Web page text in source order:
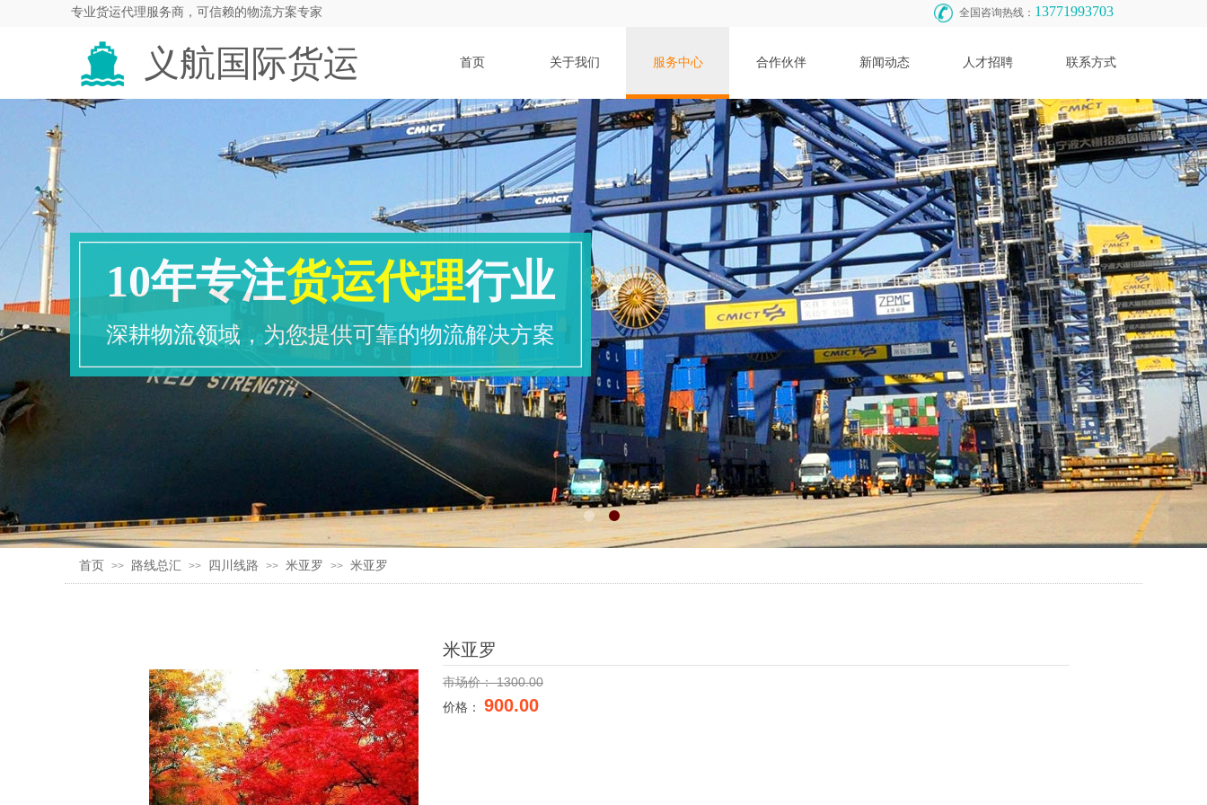
全国咨询热线： 13771993703
专业货运代理服务商，可信赖的物流方案专家
首页 关于我们 服务中心 合作伙伴 新闻动态 人才招聘 联系方式
义航国际货运
10年专注货运代理行业
深耕物流领域，为您提供可靠的物流解决方案
首页 >> 路线总汇 >> 四川线路 >> 米亚罗 >> 米亚罗
米亚罗
市场价：1300.00
价格： 900.00